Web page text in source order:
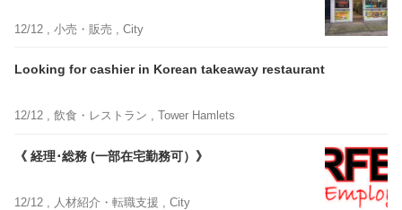
12/12 , 小売・販売 , City
Looking for cashier in Korean takeaway restaurant
12/12 , 飲食・レストラン , Tower Hamlets
《 経理･総務 (一部在宅勤務可）》
12/12 , 人材紹介・転職支援 , City